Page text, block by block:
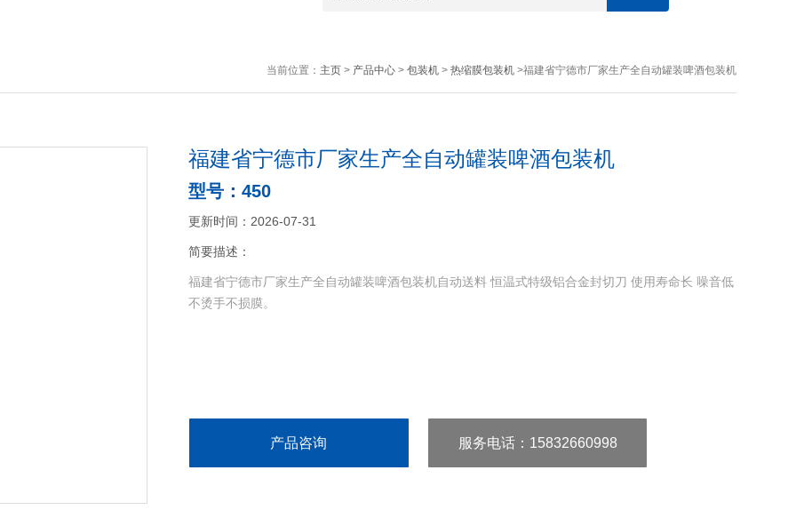
当前位置： 主页> 产品中心> 包装机> 热缩膜包装机>福建省宁德市厂家生产全自动罐装啤酒包装机
福建省宁德市厂家生产全自动罐装啤酒包装机
型号：450
更新时间：2026-07-31
简要描述：
福建省宁德市厂家生产全自动罐装啤酒包装机自动送料 恒温式特级铝合金封切刀 使用寿命长 噪音低
不烫手不损膜。
产品咨询 服务电话：15832660998